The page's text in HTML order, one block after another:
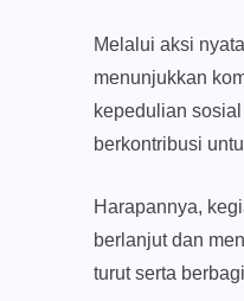
Melalui aksi
menunjukkan
kepedulian
berkontribusi
Harapannya,
berlanjut dan
turut serta